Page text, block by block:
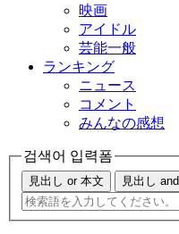
映画
アイドル
芸能一般
ランキング
ニュース
コメント
みんなの感想
검색어 입력폼
見出し or 本文 見出し